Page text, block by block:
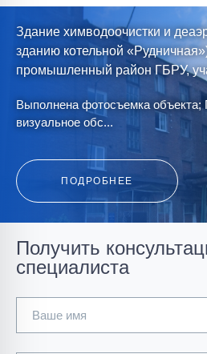
Здание химводоочистки и
зданию котельной
промышленный район ГБРУ,
Выполнена фотосъемка объекта;
визуальное обс...
ПОДРОБНЕЕ
Корпус крупного и среднего
Получить
специалиста
Ваше имя